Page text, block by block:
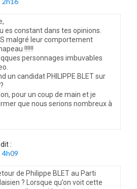
es constant dans tes opinions.
malgré leur comportement
!!!!!!
qques personnages imbuvables
un candidat PHILIPPE BLET sur
pour un coup de main et je
que nous serions nombreux à
dit :
4h09
de Philippe BLET au Parti
? Lorsque qu’on voit cette